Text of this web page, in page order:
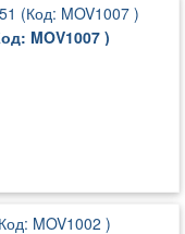
MOV1007 )